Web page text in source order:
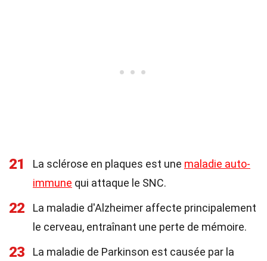
21 La sclérose en plaques est une maladie auto-
immune qui attaque le SNC.
22
La maladie d'Alzheimer affecte principalement
le cerveau, entraînant une perte de mémoire.
23
La maladie de Parkinson est causée par la